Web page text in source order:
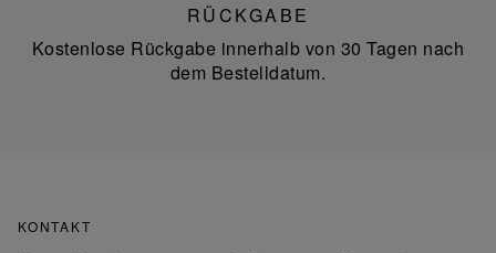
RÜCKGABE
Kostenlose Rückgabe innerhalb von 30 Tagen nach
dem Bestelldatum.
KONTAKT